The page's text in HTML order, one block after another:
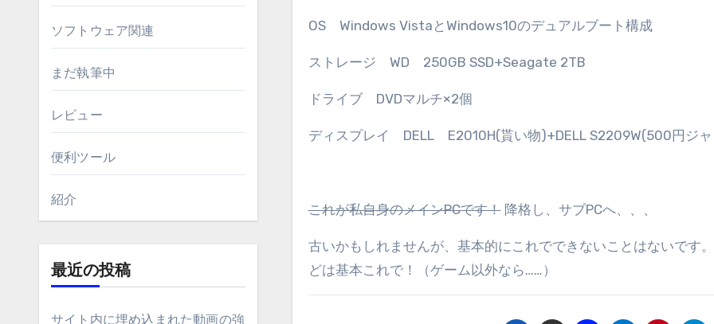
ソフトウェア関連
まだ執筆中
レビュー
便利ツール
紹介
最近の投稿
サイト内に埋め込まれた動画の強
OS Windows VistaとWindows10のデュアルブート構成
ストレージ WD 250GB SSD+Seagate 2TB
ドライブ DVDマルチ×2個
ディスプレイ DELL E2010H(貰い物)+DELL S2209W(500円ジ
これが私自身のメインPCです！降格し、サブPCへ、、、
古いかもしれませんが、基本的にこれでできないことはないです
どは基本これで！（ゲーム以外なら……）